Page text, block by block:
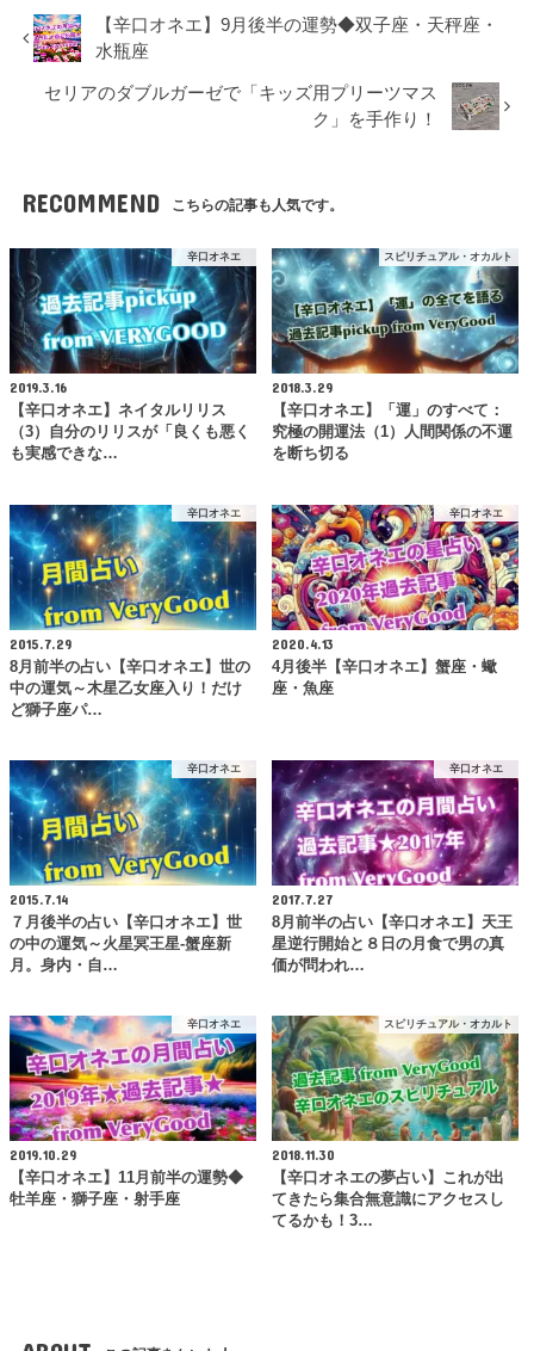
【辛口オネエ】9月後半の運勢◆双子座・天秤座・
水瓶座
セリアのダブルガーゼで「キッズ用プリーツマス
ク」を手作り！
RECOMMEND こちらの記事も人気です。
辛口オネエ
2019.3.16
【辛口オネエ】ネイタルリリス
（3）自分のリリスが「良くも悪く
も実感できな…
スピリチュアル・オカルト
2018.3.29
【辛口オネエ】「運」のすべて：
究極の開運法（1）人間関係の不運
を断ち切る
辛口オネエ
2015.7.29
8月前半の占い【辛口オネエ】世の
中の運気～木星乙女座入り！だけ
ど獅子座パ…
辛口オネエ
2020.4.13
4月後半【辛口オネエ】蟹座・蠍
座・魚座
辛口オネエ
2015.7.14
７月後半の占い【辛口オネエ】世
の中の運気～火星冥王星-蟹座新
月。身内・自…
辛口オネエ
2017.7.27
8月前半の占い【辛口オネエ】天王
星逆行開始と８日の月食で男の真
価が問われ…
辛口オネエ
2019.10.29
【辛口オネエ】11月前半の運勢◆
牡羊座・獅子座・射手座
スピリチュアル・オカルト
2018.11.30
【辛口オネエの夢占い】これが出
てきたら集合無意識にアクセスし
てるかも！3…